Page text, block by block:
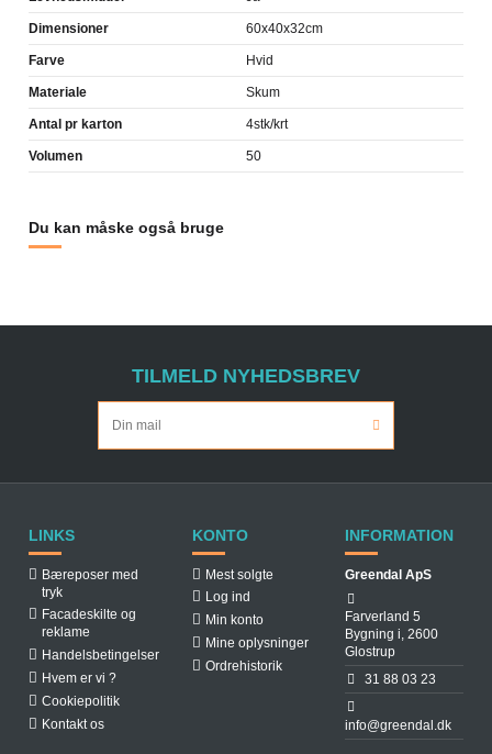
Dimensioner 60x40x32cm
Farve Hvid
Materiale Skum
Antal pr karton 4stk/krt
Volumen 50
Du kan måske også bruge
TILMELD NYHEDSBREV
LINKS
Bæreposer med
tryk
Facadeskilte og
reklame
Handelsbetingelser
Hvem er vi ?
Cookiepolitik
Kontakt os
KONTO
Mest solgte
Log ind
Min konto
Mine oplysninger
Ordrehistorik
INFORMATION
Greendal ApS
Farverland 5
Bygning i, 2600
Glostrup
31 88 03 23
info@greendal.dk